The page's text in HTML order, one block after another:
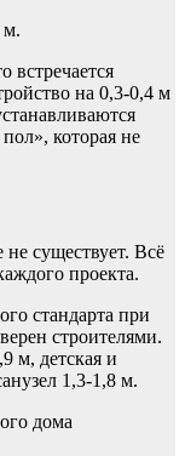
м.
встречается
на 0,3-0,4 м
которая не
существует. Всё
проекта.
стандарта при
строителями.
м, детская и
1,3-1,8 м.